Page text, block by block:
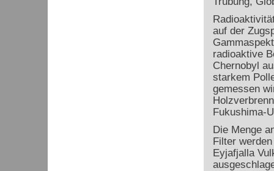
auf der
radioaktive
Chernobyl
starkem
gemessen
Fukushima-
Die Menge
Filter
Eyjafjalla